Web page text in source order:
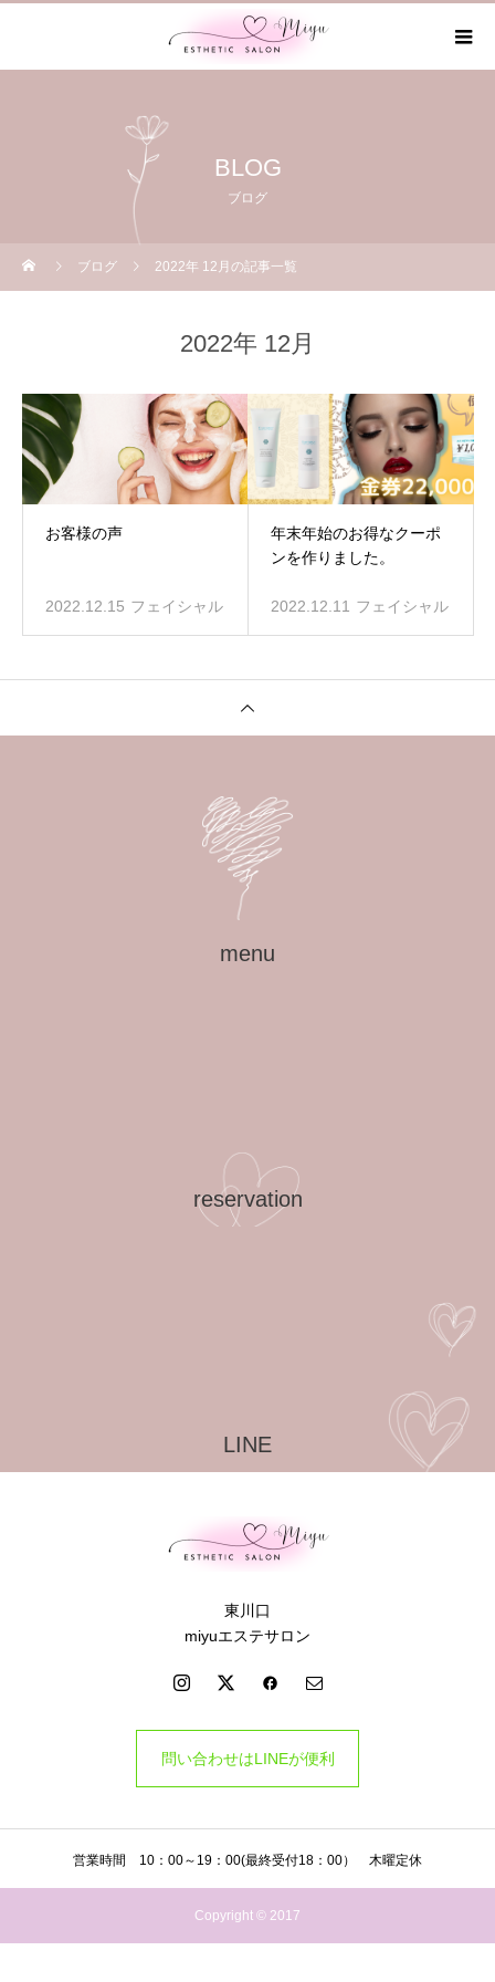
BLOG
ブログ
ブログ 2022年 12月の記事一覧
2022年 12月
お客様の声
2022.12.15 フェイシャル
年末年始のお得なクーポ
ンを作りました。
2022.12.11 フェイシャル
menu
reservation
LINE
東川口
miyuエステサロン
問い合わせはLINEが便利
営業時間 10：00～19：00(最終受付18：00） 木曜定休
Copyright © 2017